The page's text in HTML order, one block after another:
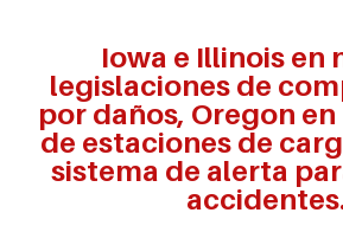
Iowa e Illinois en
legislaciones de
por daños, Oregon
de estaciones de
sistema de alerta